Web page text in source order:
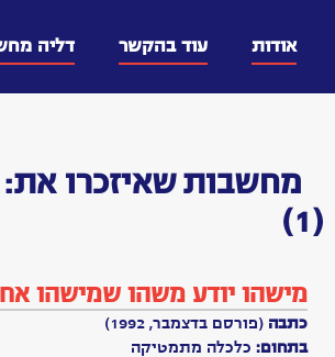
אודות עוד בהקשר דליה
מחשבותשאיזכרו את:
(1)
מישהו יודע משהו שמישהו
כתבה (פורסם בדצמבר, 1992)
בתחום: כלכלה מתמטיקה